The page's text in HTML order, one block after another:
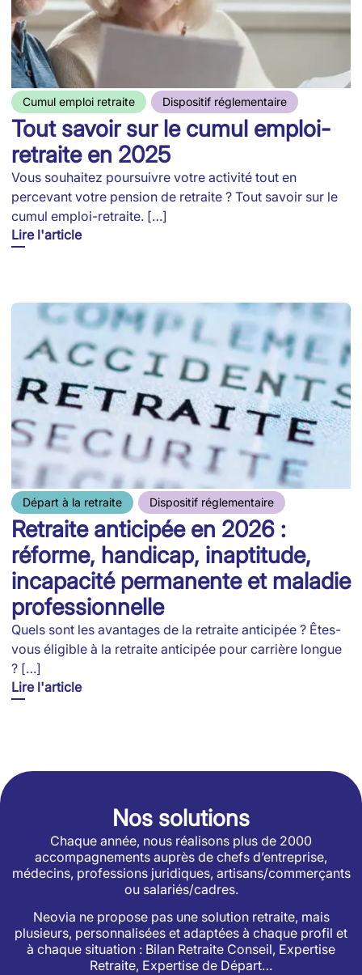
Cumul emploi retraite Dispositif réglementaire
Tout savoir sur le cumul emploi-
retraite en 2025
Vous souhaitez poursuivre votre activité tout en
percevant votre pension de retraite ? Tout savoir sur le
cumul emploi-retraite. […]
Lire l'article
Départ à la retraite Dispositif réglementaire
Retraite anticipée en 2026 :
réforme, handicap, inaptitude,
incapacité permanente et maladie
professionnelle
Quels sont les avantages de la retraite anticipée ? Êtes-
vous éligible à la retraite anticipée pour carrière longue
? […]
Lire l'article
Nos solutions
Chaque année, nous réalisons plus de 2000
accompagnements auprès de chefs d’entreprise,
médecins, professions juridiques, artisans/commerçants
ou salariés/cadres.
Neovia ne propose pas une solution retraite, mais
plusieurs, personnalisées et adaptées à chaque profil et
à chaque situation : Bilan Retraite Conseil, Expertise
Retraite, Expertise de Départ…